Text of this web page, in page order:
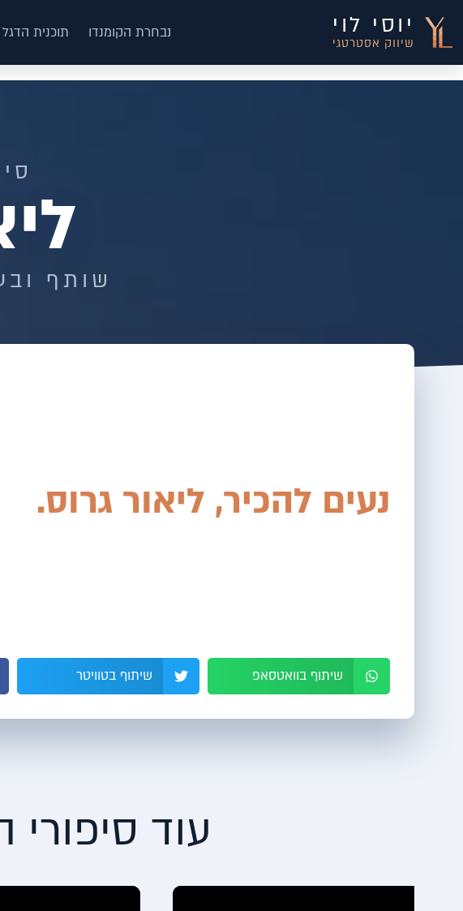
יוסי לוי
שיווק אסטרטגי
נבחרת הקומנדו תוכנית הדגל
שותף
נעים להכיר, ליאור גרוס.
שיתוף בוואטסאפ שיתוף בטוויטר
עוד